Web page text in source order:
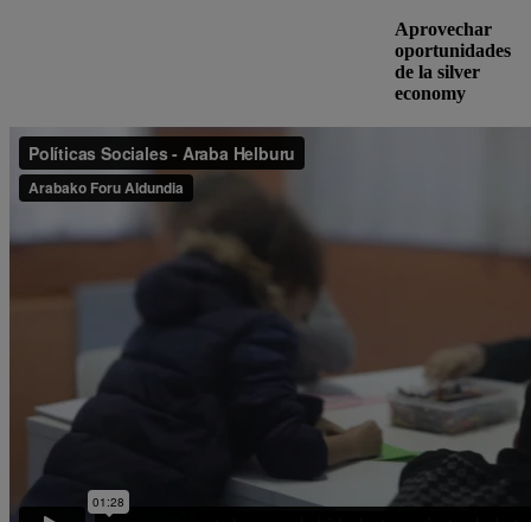
Aprovechar
oportunidades
de la silver
economy